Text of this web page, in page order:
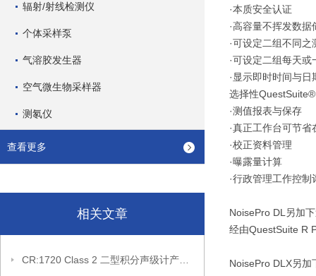
辐射/射线检测仪
个体采样泵
气溶胶发生器
空气微生物采样器
测氡仪
查看更多
相关文章
·本质安全认证
·高容量不挥发数据
·可设定二组不同之
·可设定二组每天
·显示即时时间与日
选择性
·测值报表与保存
·真正工作台可节
·校正资料管理
·曝露量计算
·行政管理工作控制
NoisePro DL另加
经由QuestSuite R
NoisePro DLX另加